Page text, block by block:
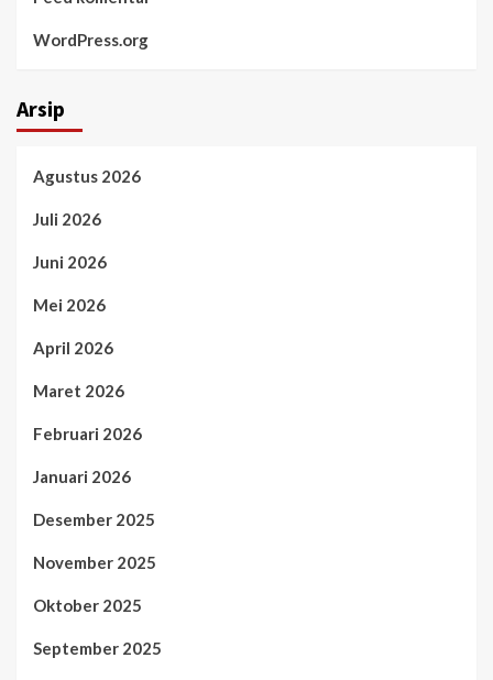
WordPress.org
Arsip
Agustus 2026
Juli 2026
Juni 2026
Mei 2026
April 2026
Maret 2026
Februari 2026
Januari 2026
Desember 2025
November 2025
Oktober 2025
September 2025